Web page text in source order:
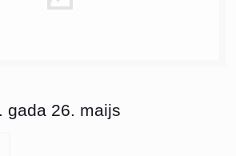
gada 26. maijs